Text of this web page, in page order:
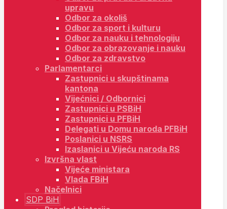
upravu
Odbor za okoliš
Odbor za sport i kulturu
Odbor za nauku i tehnologiju
Odbor za obrazovanje i nauku
Odbor za zdravstvo
Parlamentarci
Zastupnici u skupštinama
kantona
Vijećnici / Odbornici
Zastupnici u PSBiH
Zastupnici u PFBiH
Delegati u Domu naroda PFBiH
Poslanici u NSRS
Izaslanici u Vijeću naroda RS
Izvršna vlast
Vijeće ministara
Vlada FBiH
Načelnici
SDP BiH